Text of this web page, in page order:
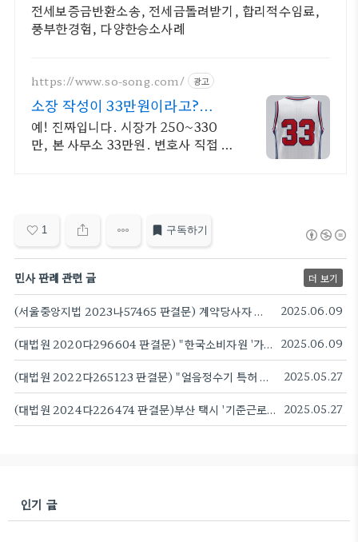
전세보증금반환소송, 전세금돌려받기, 합리적수임료,
풍부한경험, 다양한승소사례
https://www.so-song.com/ 광고
소장 작성이 33만원이라고?
90% 비용거품 제거
예! 진짜입니다. 시장가 250~330
만, 본 사무소 33만원. 변호사 직접 작
1 구독하기
민사 판례 관련 글 더 보기
(서울중앙지법 2023나57465 판결문) 계약당사자 상호 간의 신뢰관계가 깨어졌음을 이유로 매니지먼트 전속계약의 해지를 인정한 사안 2025.06.09
(대법원 2020다296604 판결문) "한국소비자원 '가짜 백수오' 발표 위법이지만 주주 배상 책임은 없어" 2025.06.09
(대법원 2022다265123 판결문) "얼음정수기 특허 침해 아니야"...코웨이, 11년 만에 승소 2025.05.27
(대법원 2024다226474 판결문)부산 택시 '기준근로시간' 절반으로 줄인 임금협정...대법원 "무효" 판례 2025.05.27
인기 글